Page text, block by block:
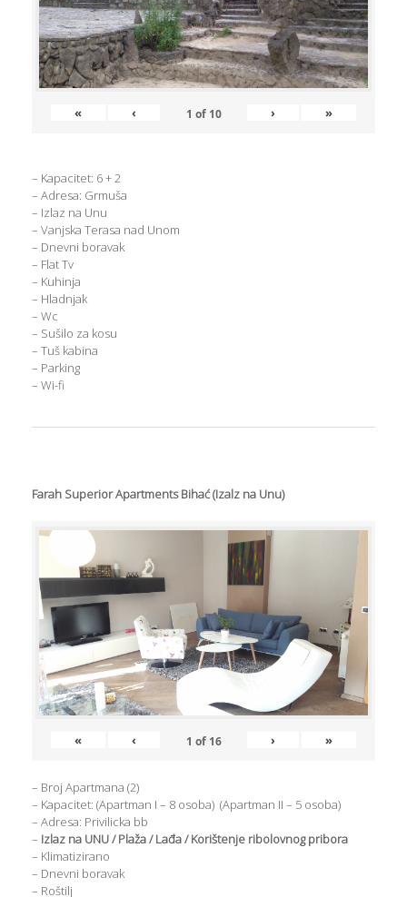
« ‹ 1 of 10 › »
– Kapacitet: 6 + 2
– Adresa: Grmuša
– Izlaz na Unu
– Vanjska Terasa nad Unom
– Dnevni boravak
– Flat Tv
– Kuhinja
– Hladnjak
– Wc
– Sušilo za kosu
– Tuš kabina
– Parking
– Wi-fi
Farah Superior Apartments Bihać (Izalz na Unu)
« ‹ 1 of 16 › »
– Broj Apartmana (2)
– Kapacitet: (Apartman I – 8 osoba) (Apartman II – 5 osoba)
– Adresa: Privilicka bb
– Izlaz na UNU / Plaža / Lađa / Korištenje ribolovnog pribora
– Klimatizirano
– Dnevni boravak
– Roštilj